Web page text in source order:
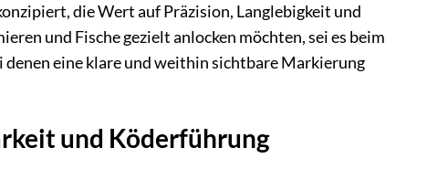
die Wert auf Präzision, Langlebigkeit und
und Fische gezielt anlocken möchten, sei es beim
eine klare und weithin sichtbare Markierung
und Köderführung